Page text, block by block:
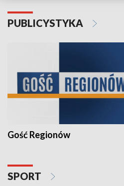
PUBLICYSTYKA
Gość Regionów
SPORT